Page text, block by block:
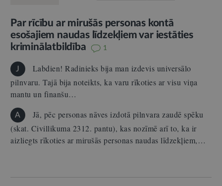
Par rīcību ar mirušās personas kontā
esošajiem naudas līdzekļiem var iestāties
kriminālatbildība
1
J
Labdien! Radinieks bija man izdevis universālo
pilnvaru. Tajā bija noteikts, ka varu rīkoties ar visu viņa
mantu un finanšu…
A
Jā, pēc personas nāves izdotā pilnvara zaudē spēku
(skat. Civillikuma 2312. pantu), kas nozīmē arī to, ka ir
aizliegts rīkoties ar mirušās personas naudas līdzekļiem,…